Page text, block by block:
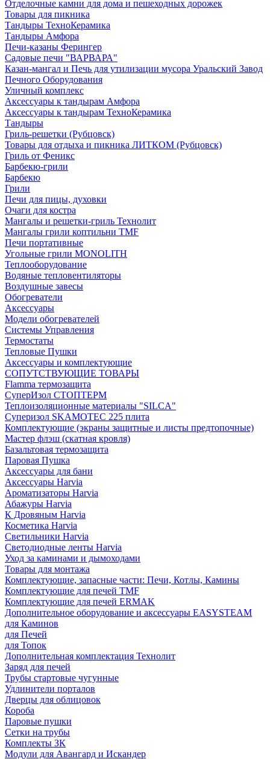
Отделочные камни для дома и пешеходных дорожек
Товары для пикника
Тандыры ТехноКерамика
Тандыры Амфора
Печи-казаны Ферингер
Садовые печи "ВАРВАРА"
Казан-мангал и Печь для утилизации мусора Уральский Завод
Печного Оборудования
Уличный комплекс
Аксессуары к тандырам Амфора
Аксессуары к тандырам ТехноКерамика
Тандыры
Гриль-решетки (Рубцовск)
Товары для отдыха и пикника ЛИТКОМ (Рубцовск)
Гриль от Феникс
Барбекю-грили
Барбекю
Грили
Печи для пицы, духовки
Очаги для костра
Мангалы и решетки-гриль Технолит
Мангалы грили коптильни TMF
Печи портативные
Угольные грили MONOLITH
Теплооборудование
Водяные тепловентиляторы
Воздушные завесы
Обогреватели
Аксессуары
Модели обогревателей
Системы Управления
Термостаты
Тепловые Пушки
Аксессуары и комплектующие
СОПУТСТВУЮЩИЕ ТОВАРЫ
Flamma термозащита
СуперИзол СТОПТЕРМ
Теплоизоляционные материалы "SILCA"
Суперизол SKAMOTEC 225 плита
Комплектующие (экраны защитные и листы предтопочные)
Мастер флэш (скатная кровля)
Базальтовая термозащита
Паровая Пушка
Аксессуары для бани
Аксессуары Harvia
Ароматизаторы Harvia
Абажуры Harvia
К Дровяным Harvia
Косметика Harvia
Светильники Harvia
Светодиодные ленты Harvia
Уход за каминами и дымоходами
Товары для монтажа
Комплектующие, запасные части: Печи, Котлы, Камины
Комплектующие для печей TMF
Комплектующие для печей ERMAK
Дополнительное оборудование и аксессуары EASYSTEAM
для Каминов
для Печей
для Топок
Дополнительная комплектация Технолит
Заряд для печей
Трубы стартовые чугунные
Удлинители порталов
Дверцы для облицовок
Короба
Паровые пушки
Сетки на трубы
Комплекты ЗК
Модули для Авангард и Искандер